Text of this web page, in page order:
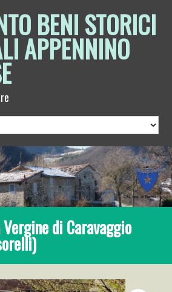
BENI STORICI
APPENNINO
di Caravaggio